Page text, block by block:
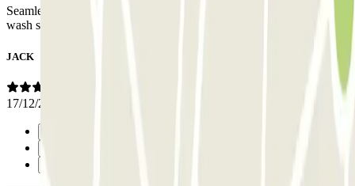
Seamless drop off and return and pleasant and efficient staff. The car
wash service is also excellent!
JACK
17/12/2024